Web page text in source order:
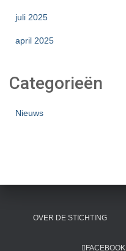
juli 2025
april 2025
Categorieën
Nieuws
OVER DE STICHTING
FACEBOOK